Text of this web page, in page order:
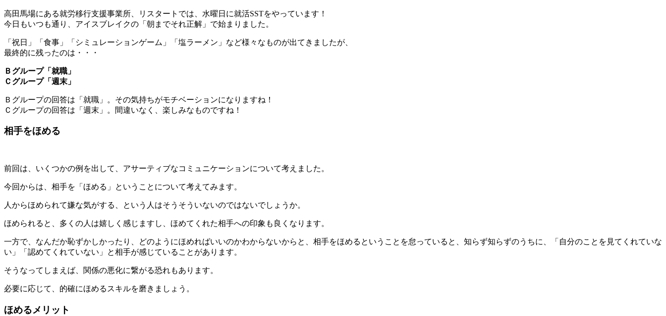
高田馬場にある就労移行支援事業所、リスタートでは、水曜日に就活SSTをやっています！
今日もいつも通り、アイスブレイクの「朝までそれ正解」で始まりました。
「祝日」「食事」「シミュレーションゲーム」「塩ラーメン」など様々なものが出てきましたが、
最終的に残ったのは・・・
Ｂグループ「就職」
Ｃグループ「週末」
Ｂグループの回答は「就職」。その気持ちがモチベーションになりますね！
Ｃグループの回答は「週末」。間違いなく、楽しみなものですね！
相手をほめる
前回は、いくつかの例を出して、アサーティブなコミュニケーションについて考えました。
今回からは、相手を「ほめる」ということについて考えてみます。
人からほめられて嫌な気がする、という人はそうそういないのではないでしょうか。
ほめられると、多くの人は嬉しく感じますし、ほめてくれた相手への印象も良くなります。
一方で、なんだか恥ずかしかったり、どのようにほめればいいのかわからないからと、相手をほめるということを怠っていると、知らず知らずのうちに、「自分のことを見てくれていな
い」「認めてくれていない」と相手が感じていることがあります。
そうなってしまえば、関係の悪化に繋がる恐れもあります。
必要に応じて、的確にほめるスキルを磨きましょう。
ほめるメリット